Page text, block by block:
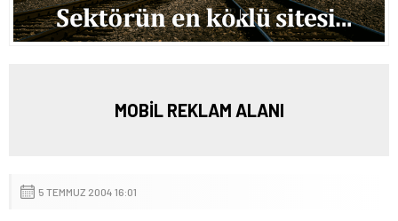
MOBİL REKLAM ALANI
5 TEMMUZ 2004 16:01